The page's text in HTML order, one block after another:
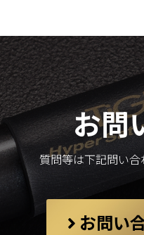
お問
質問等は下記問い合
お問い